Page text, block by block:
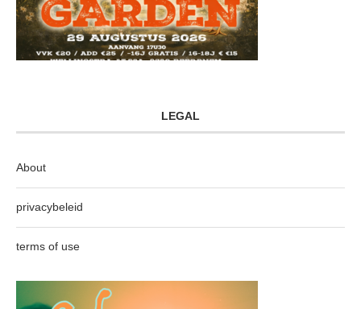
LEGAL
About
privacybeleid
terms of use